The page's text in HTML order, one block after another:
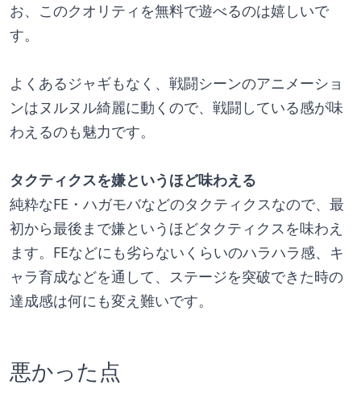
お、このクオリティを無料で遊べるのは嬉しいで
す。
よくあるジャギもなく、戦闘シーンのアニメーショ
ンはヌルヌル綺麗に動くので、戦闘している感が味
わえるのも魅力です。
タクティクスを嫌というほど味わえる
純粋なFE・ハガモバなどのタクティクスなので、最
初から最後まで嫌というほどタクティクスを味わえ
ます。FEなどにも劣らないくらいのハラハラ感、キ
ャラ育成などを通して、ステージを突破できた時の
達成感は何にも変え難いです。
悪かった点